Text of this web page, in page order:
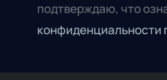
подтверждаю, что
конфиденциальности